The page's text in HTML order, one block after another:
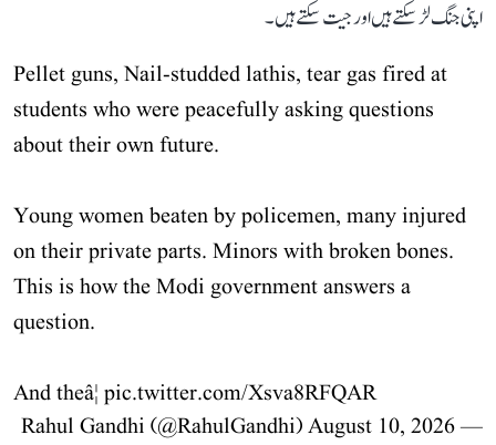
اپنی جنگ لڑ سکتے ہیں اور جیت سکتے ہیں۔
Pellet guns, Nail-studded lathis, tear gas fired at
students who were peacefully asking questions
about their own future.
Young women beaten by policemen, many injured
on their private parts. Minors with broken bones.
This is how the Modi government answers a
question.
And theâ¦ pic.twitter.com/Xsva8RFQAR
— Rahul Gandhi (@RahulGandhi)
August 10, 2026